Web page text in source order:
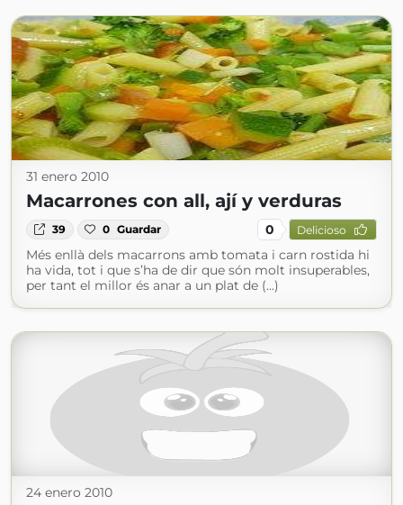
31 enero 2010
Macarrones con all, ají y verduras
39 0 Guardar 0 Delicioso
Més enllà dels macarrons amb tomata i carn rostida hi
ha vida, tot i que s’ha de dir que són molt insuperables,
per tant el millor és anar a un plat de (...)
24 enero 2010